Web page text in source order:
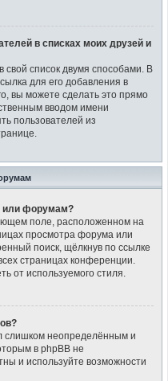
в списках моих друзей и
список двумя способами. В
для его добавления в
вы можете сделать это прямо
вводом имени
пользователей из
или форумам?
поле, расположенном на
просмотра форума или
поиск, щёлкнув по ссылке
страницах конференции.
от используемого стиля.
слишком неопределённым и
в phpBB не
и используйте возможности